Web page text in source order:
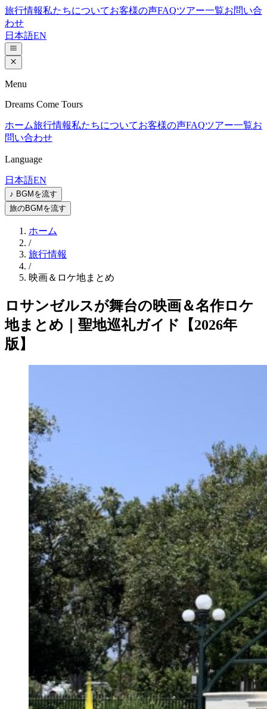
旅行情報私たちについてお客様の声FAQツアー一覧お問い合
わせ
日本語EN
Menu
Dreams Come Tours
ホーム旅行情報私たちについてお客様の声FAQツアー一覧お
問い合わせ
Language
日本語EN
♪ BGMを流す
旅のBGMを流す
ホーム
/
旅行情報
/
映画＆ロケ地まとめ
ロサンゼルスが舞台の映画＆名作ロケ
地まとめ｜聖地巡礼ガイド【2026年
版】